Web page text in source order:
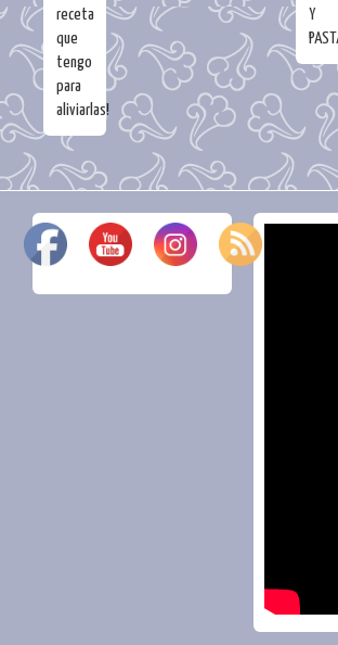
receta
que
tengo
para
aliviarlas!
Y